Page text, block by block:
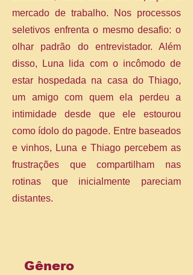
mercado de trabalho. Nos processos
seletivos enfrenta o mesmo desafio: o
olhar padrão do entrevistador. Além
disso, Luna lida com o incômodo de
estar hospedada na casa do Thiago,
um amigo com quem ela perdeu a
intimidade desde que ele estourou
como ídolo do pagode. Entre baseados
e vinhos, Luna e Thiago percebem as
frustrações que compartilham nas
rotinas que inicialmente pareciam
distantes.
Gênero